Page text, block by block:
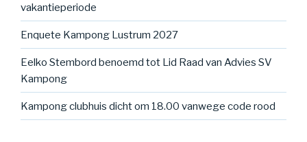
vakantieperiode
Enquete Kampong Lustrum 2027
Eelko Stembord benoemd tot Lid Raad van Advies SV
Kampong
Kampong clubhuis dicht om 18.00 vanwege code rood